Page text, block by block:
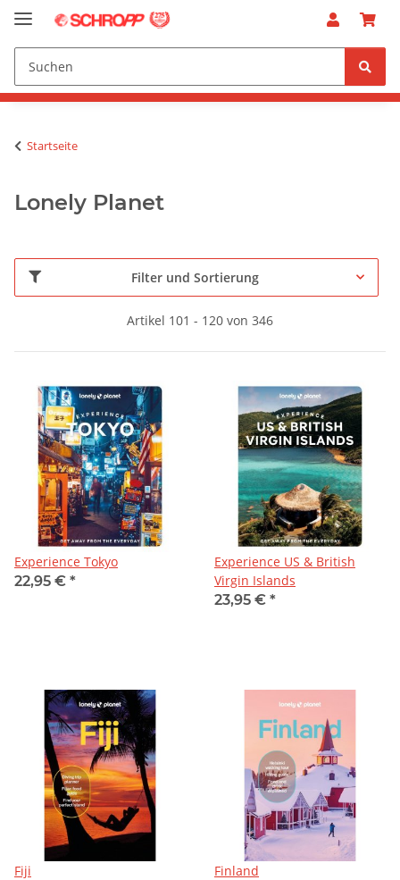
Startseite
Lonely Planet
Filter und Sortierung
Artikel 101 - 120 von 346
Experience Tokyo
22,95 € *
Experience US & British
Virgin Islands
23,95 € *
Fiji
Finland